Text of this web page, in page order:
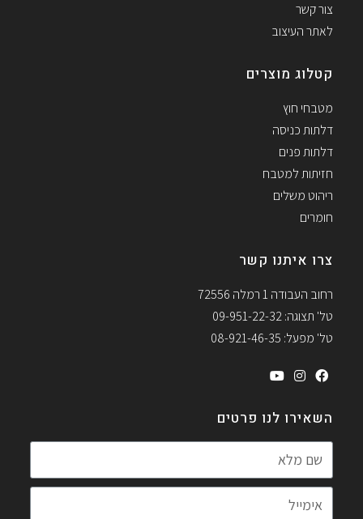
צור קשר
לאתר העיצוב
קטלוג מוצרים
מטבחי חוץ
דלתות כניסה
דלתות פנים
חזיתות למטבח
ריהוט משלים
חומרים
צרו איתנו קשר
רחוב העבודה 1 רמלה 72556
טל' תצוגה: 09-951-22-32
טל' מפעל: 08-921-46-35
השאירו לנו פרטים